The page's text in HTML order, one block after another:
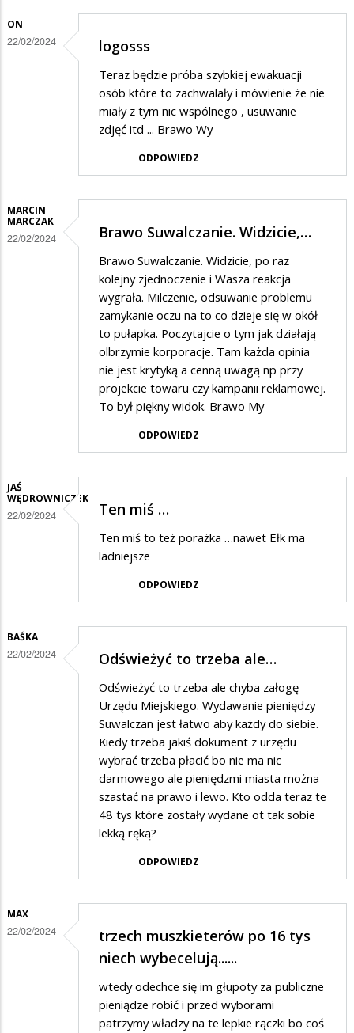
burzyć…
w
odpowiedzi
na
ON
22/02/2024 logosss
Teraz będzie próba szybkiej ewakuacji
osób które to zachwalały i mówienie że nie
miały z tym nic wspólnego , usuwanie
zdjęć itd ... Brawo Wy
ODPOWIEDZ
MARCIN
MARCZAK
22/02/2024 Brawo Suwalczanie. Widzicie,…
Brawo Suwalczanie. Widzicie, po raz
kolejny zjednoczenie i Wasza reakcja
wygrała. Milczenie, odsuwanie problemu
zamykanie oczu na to co dzieje się w okół
to pułapka. Poczytajcie o tym jak działają
olbrzymie korporacje. Tam każda opinia
nie jest krytyką a cenną uwagą np przy
projekcie towaru czy kampanii reklamowej.
To był piękny widok. Brawo My
ODPOWIEDZ
JAŚ
WĘDROWNICZEK
22/02/2024 Ten miś …
Ten miś to też porażka …nawet Ełk ma
ladniejsze
ODPOWIEDZ
BAŚKA
22/02/2024 Odświeżyć to trzeba ale…
Odświeżyć to trzeba ale chyba załogę
Urzędu Miejskiego. Wydawanie pieniędzy
Suwalczan jest łatwo aby każdy do siebie.
Kiedy trzeba jakiś dokument z urzędu
wybrać trzeba płacić bo nie ma nic
darmowego ale pieniędzmi miasta można
szastać na prawo i lewo. Kto odda teraz te
48 tys które zostały wydane ot tak sobie
lekką ręką?
ODPOWIEDZ
MAX
22/02/2024
trzech muszkieterów po 16 tys
niech wybecelują......
wtedy odechce się im głupoty za publiczne
pieniądze robić i przed wyborami
patrzymy władzy na te lepkie rączki bo coś